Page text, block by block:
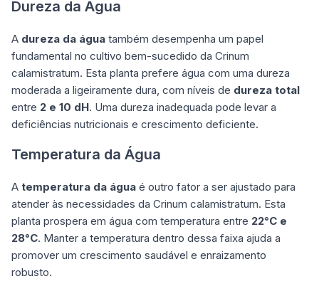
Dureza da Água
A dureza da água também desempenha um papel
fundamental no cultivo bem-sucedido da Crinum
calamistratum. Esta planta prefere água com uma dureza
moderada a ligeiramente dura, com níveis de dureza total
entre 2 e 10 dH. Uma dureza inadequada pode levar a
deficiências nutricionais e crescimento deficiente.
Temperatura da Água
A temperatura da água é outro fator a ser ajustado para
atender às necessidades da Crinum calamistratum. Esta
planta prospera em água com temperatura entre 22°C e
28°C. Manter a temperatura dentro dessa faixa ajuda a
promover um crescimento saudável e enraizamento
robusto.